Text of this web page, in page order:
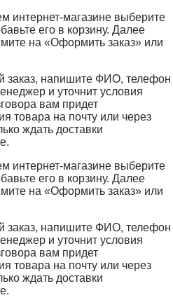
интернет-магазине выберите
его в корзину. Далее
на «Оформить заказ» или
заказ, напишите ФИО, телефон
и уточнит условия
вам придет
товара на почту или через
ждать доставки
интернет-магазине выберите
его в корзину. Далее
на «Оформить заказ» или
заказ, напишите ФИО, телефон
и уточнит условия
вам придет
товара на почту или через
ждать доставки